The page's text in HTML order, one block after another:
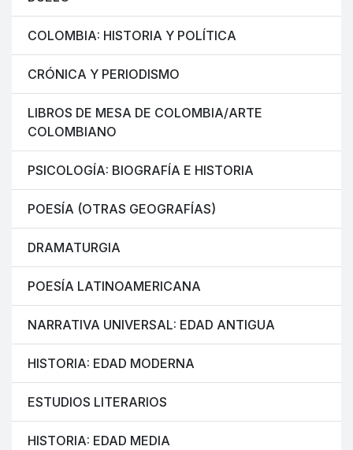
COLOMBIA: HISTORIA Y POLÍTICA
CRÓNICA Y PERIODISMO
LIBROS DE MESA DE COLOMBIA/ARTE
COLOMBIANO
PSICOLOGÍA: BIOGRAFÍA E HISTORIA
POESÍA (OTRAS GEOGRAFÍAS)
DRAMATURGIA
POESÍA LATINOAMERICANA
NARRATIVA UNIVERSAL: EDAD ANTIGUA
HISTORIA: EDAD MODERNA
ESTUDIOS LITERARIOS
HISTORIA: EDAD MEDIA